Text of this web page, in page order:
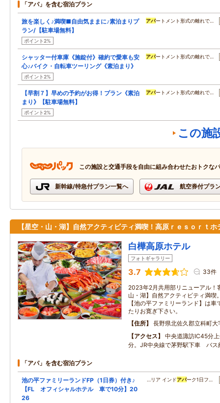
「アパ」を含む宿泊プラン
旅を楽しく♪満喫■自由気ままに♪素泊まりプ
ラン/【駐車場無料】
ポイント2%
アパートメント形式の離れで…
シャッター付車庫《施錠付》確約で愛車も安
心♪バイク・自転車ツーリング《素泊まり》
ポイント2%
アパートメント形式の離れで…
【早割７】早めの予約がお得！プラン《素泊
まり》【駐車場無料】
ポイント2%
アパートメント形式の離れで…
この施
この施設と交通手段を自由に組み合わせたおトクな
新幹線/特急付プラン一覧へ 航空券付プラ
【星空・山・湖】自然アクティビティ満喫！高原ｒｅｓｏｒｔホ
白樺高原ホテル
フォトギャラリー
3.7 33件
2023年2月共用部リニューアル！
山・湖】自然アクティビティ満喫
【池の平ファミリーランド】は
たりお寛ぎ下さい。
住所
長野県北佐久郡立科町
アクセス
中央道諏訪IC45分
分。JR中央線で茅野駅下車 バ
「アパ」を含む宿泊プラン
池の平ファミリーランドFP（1日券）付き♪
【FL オフィシャルホテル 車で10分】20
26
…リア インドアパーク1日フ…